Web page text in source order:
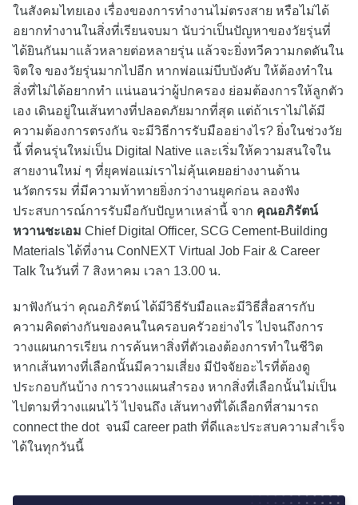
ในสังคมไทยเอง เรื่องของการทำงานไม่ตรงสาย หรือไม่ได้
อยากทำงานในสิ่งที่เรียนจบมา นับว่าเป็นปัญหาของวัยรุ่นที่
ได้ยินกันมาแล้วหลายต่อหลายรุ่น แล้วจะยิ่งทวีความกดดันใน
จิตใจ ของวัยรุ่นมากไปอีก หากพ่อแม่บีบบังคับ ให้ต้องทำใน
สิ่งที่ไม่ได้อยากทำ แน่นอนว่าผู้ปกครอง ย่อมต้องการให้ลูกตัว
เอง เดินอยู่ในเส้นทางที่ปลอดภัยมากที่สุด แต่ถ้าเราไม่ได้มี
ความต้องการตรงกัน จะมีวิธีการรับมืออย่างไร? ยิ่งในช่วงวัย
นี้ ที่คนรุ่นใหม่เป็น Digital Native และเริ่มให้ความสนใจใน
สายงานใหม่ ๆ ที่ยุคพ่อแม่เราไม่คุ้นเคยอย่างงานด้าน
นวัตกรรม ที่มีความท้าทายยิ่งกว่างานยุคก่อน ลองฟัง
ประสบการณ์การรับมือกับปัญหาเหล่านี้ จาก คุณอภิรัตน์
หวานชะเอม Chief Digital Officer, SCG Cement-Building
Materials ได้ที่งาน ConNEXT Virtual Job Fair & Career
Talk ในวันที่ 7 สิงหาคม เวลา 13.00 น.
มาฟังกันว่า คุณอภิรัตน์ ได้มีวิธีรับมือและมีวิธีสื่อสารกับ
ความคิดต่างกันของคนในครอบครัวอย่างไร ไปจนถึงการ
วางแผนการเรียน การค้นหาสิ่งที่ตัวเองต้องการทำในชีวิต
หากเส้นทางที่เลือกนั้นมีความเสี่ยง มีปัจจัยอะไรที่ต้องดู
ประกอบกันบ้าง การวางแผนสำรอง หากสิ่งที่เลือกนั้นไม่เป็น
ไปตามที่วางแผนไว้ ไปจนถึง เส้นทางที่ได้เลือกที่สามารถ
connect the dot จนมี career path ที่ดีและประสบความสำเร็จ
ได้ในทุกวันนี้